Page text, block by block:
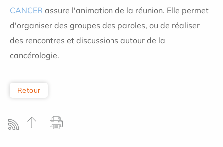
CANCER assure l'animation de la réunion. Elle permet
d'organiser des groupes des paroles, ou de réaliser
des rencontres et discussions autour de la
cancérologie.
Retour